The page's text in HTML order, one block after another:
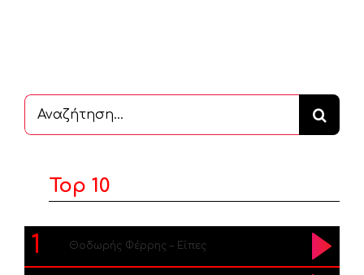
Αναζήτηση
...
Top 10
1 Θοδωρής Φέρρης – Είπες